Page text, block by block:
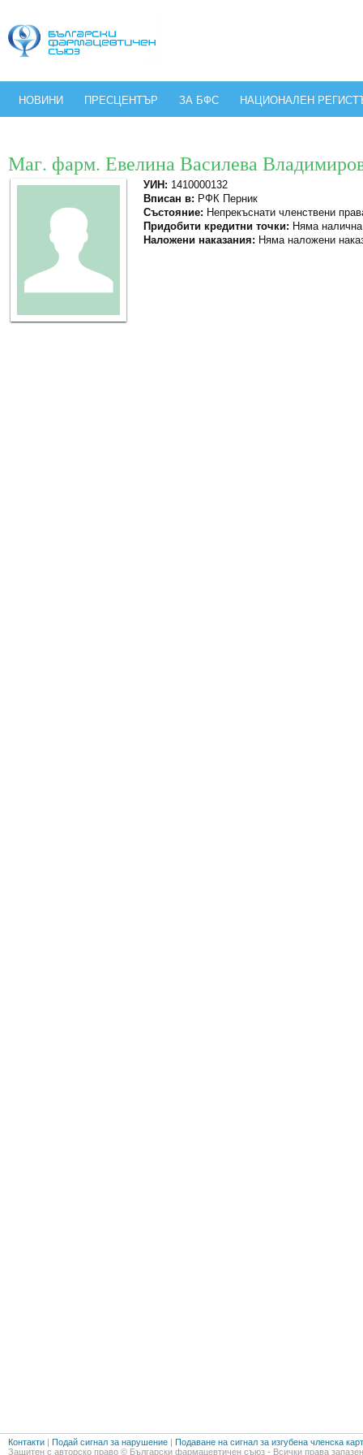
НОВИНИ ПРЕСЦЕНТЪР ЗА БФС НАЦИОНАЛЕН
Маг. фарм. Евелина Василева
УИН: 1410000132
Вписан в: РФК Перник
Състояние: Непрекъснати членствени
Придобити кредитни точки: Няма
Наложени наказания: Няма наложени
Контакти | Подай сигнал за нарушение | Подаване на сигнал за изгубена членска
Защитен с авторско право © Български фармацевтичен съюз - Всички права